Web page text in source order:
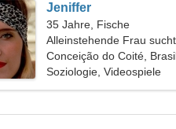
Jeniffer
35 Jahre, Fische
Alleinstehende Frau
Conceição do Coité,
Soziologie, Videospiele